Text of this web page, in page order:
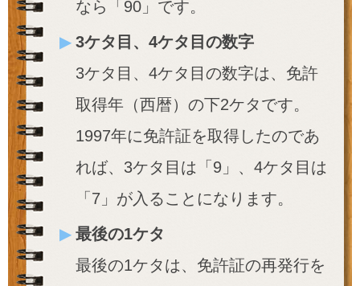
なら「90」です。
3ケタ目、4ケタ目の数字
3ケタ目、4ケタ目の数字は、免許
取得年（西暦）の下2ケタです。
1997年に免許証を取得したのであ
れば、3ケタ目は「9」、4ケタ目は
「7」が入ることになります。
最後の1ケタ
最後の1ケタは、免許証の再発行を